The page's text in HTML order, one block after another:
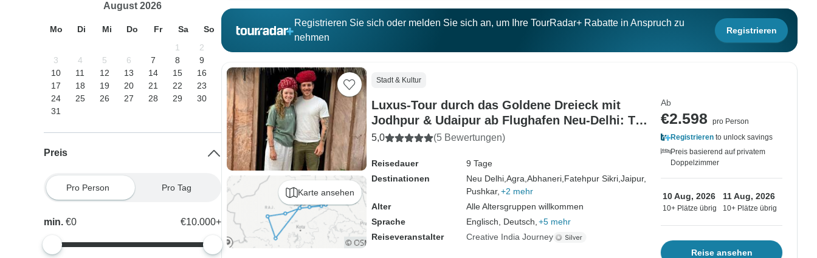
Registrieren Sie sich oder melden Sie sich an, um Ihre TourRadar+ Rabatte in Anspruch zu
nehmen
Registrieren
Karte ansehen
Stadt & Kultur
Luxus-Tour durch das Goldene Dreieck mit
Jodhpur & Udaipur ab Flughafen Neu-Delhi: Taj
Mahal, Elefanten, Kamele und Seen
5,0 (5 Bewertungen)
Reisedauer
9 Tage
Destinationen
Neu Delhi, Agra, Abhaneri, Fatehpur Sikri, Jaipur,
Pushkar, +2 mehr
Alter
Alle Altersgruppen willkommen
Sprache
Englisch, Deutsch, +5 mehr
Reiseveranstalter
Creative India Journey
Ab
€2.598
pro Person
Registrieren to unlock savings
Preis basierend auf privatem
Doppelzimmer
10 Aug, 2026
10+ Plätze übrig
11 Aug, 2026
10+ Plätze übrig
Reise ansehen
August 2026
Mo Di Mi Do Fr Sa
So
1
2
3
4 5 6 7 8
9
10
11 12 13 14 15
16
17
18 19 20 21 22
23
24
25 26 27 28 29
30
31
Preis
Pro Person Pro Tag
min.€0 €10.000+